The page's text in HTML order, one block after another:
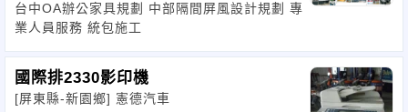
台中OA辦公家具規劃 中部隔間屏風設計規劃 專
業人員服務 統包施工
國際排2330影印機
[屏東縣-新園鄉] 憲德汽車